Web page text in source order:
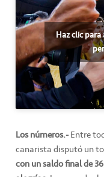
Haz clic
Los números.-Entre
canarista disputó un
con un saldo final de